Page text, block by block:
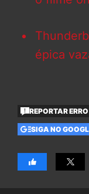
épica
REPORTAR ERRO
SIGA NO